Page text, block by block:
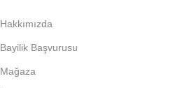
Hakkımızda
Bayilik Başvurusu
Mağaza